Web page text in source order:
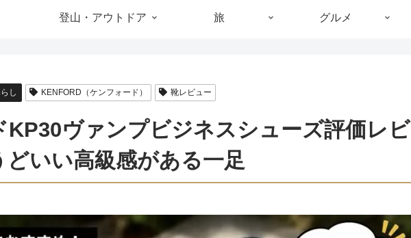
登山・アウトドア 旅 グルメ
し KENFORD（ケンフォード） 靴レビュー
KP30ヴァンプビジネスシューズ評価レビ
どいい高級感がある一足